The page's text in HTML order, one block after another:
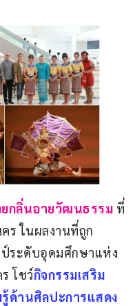
กลิ่นอายวัฒนธรรม ที่
ร ในผลงานที่ถูก
ระดับอุดมศึกษาแห่ง
โชว์กิจกรรมเสริม
ด้านศิลปะการแสดง